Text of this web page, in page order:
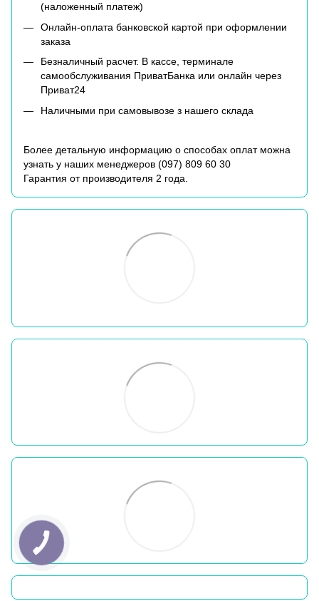
(наложенный платеж)
Онлайн-оплата банковской картой при оформлении
заказа
Безналичный расчет. В кассе, терминале
самообслуживания ПриватБанка или онлайн через
Приват24
Наличными при самовывозе з нашего склада
Более детальную информацию о способах оплат можна
узнать у наших менеджеров (097) 809 60 30
Гарантия от производителя 2 года.